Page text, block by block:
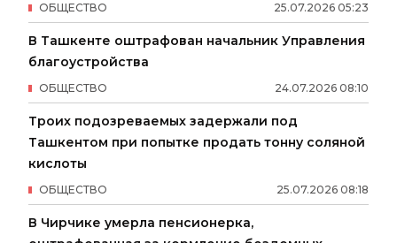
25.07.2026 05:23
ОБЩЕСТВО
В Ташкенте оштрафован начальник Управления
благоустройства
24.07.2026 08:10
ОБЩЕСТВО
Троих подозреваемых задержали под
Ташкентом при попытке продать тонну соляной
кислоты
25.07.2026 08:18
ОБЩЕСТВО
В Чирчике умерла пенсионерка,